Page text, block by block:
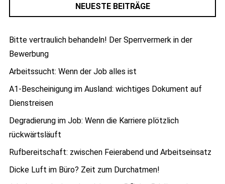
NEUESTE BEITRÄGE
Bitte vertraulich behandeln! Der Sperrvermerk in der
Bewerbung
Arbeitssucht: Wenn der Job alles ist
A1-Bescheinigung im Ausland: wichtiges Dokument auf
Dienstreisen
Degradierung im Job: Wenn die Karriere plötzlich
rückwärtsläuft
Rufbereitschaft: zwischen Feierabend und Arbeitseinsatz
Dicke Luft im Büro? Zeit zum Durchatmen!